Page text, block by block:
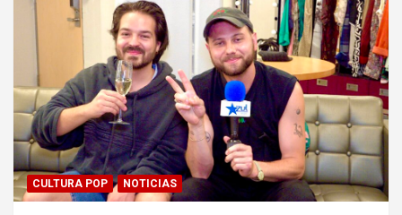
CULTURA POP NOTICIAS